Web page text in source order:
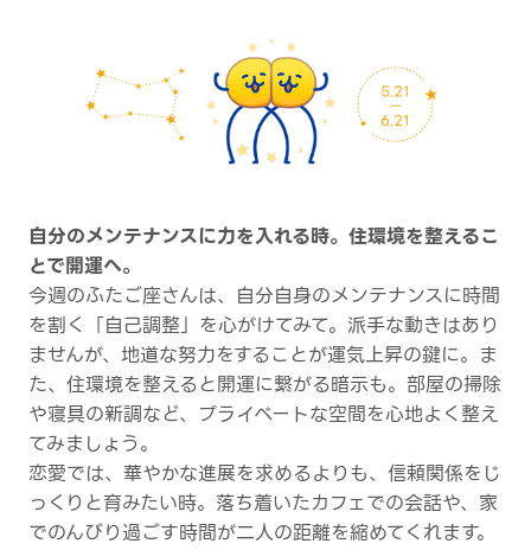
自分のメンテナンスに力を入れる時。住環境を整えるこ
とで開運へ。
今週のふたご座さんは、自分自身のメンテナンスに時間
を割く「自己調整」を心がけてみて。派手な動きはあり
ませんが、地道な努力をすることが運気上昇の鍵に。ま
た、住環境を整えると開運に繋がる暗示も。部屋の掃除
や寝具の新調など、プライベートな空間を心地よく整え
てみましょう。
恋愛では、華やかな進展を求めるよりも、信頼関係をじ
っくりと育みたい時。落ち着いたカフェでの会話や、家
でのんびり過ごす時間が二人の距離を縮めてくれます。